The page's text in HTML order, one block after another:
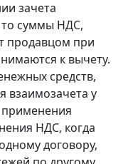
зачета
суммы НДС,
продавцом при
к вычету.
средств,
взаимозачета у
применения
НДС, когда
договору,